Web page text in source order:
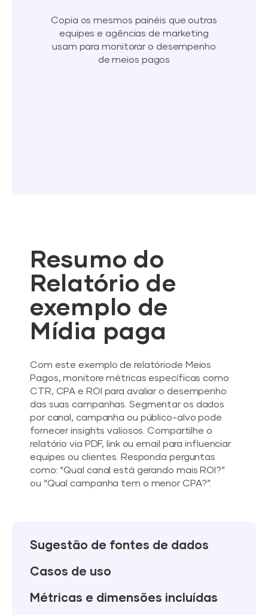
Copia os mesmos painéis que outras
equipes e agências de marketing
usam para monitorar o desempenho
de meios pagos
Resumo do
Relatório de
exemplo de
Mídia paga
Com este exemplo de relatóriode Meios
Pagos, monitore métricas específicas como
CTR, CPA e ROI para avaliar o desempenho
das suas campanhas. Segmentar os dados
por canal, campanha ou público-alvo pode
fornecer insights valiosos. Compartilhe o
relatório via PDF, link ou email para influenciar
equipes ou clientes. Responda perguntas
como: “Qual canal está gerando mais ROI?”
ou “Qual campanha tem o menor CPA?”.
Sugestão de fontes de dados
Casos de uso
Métricas e dimensões incluídas